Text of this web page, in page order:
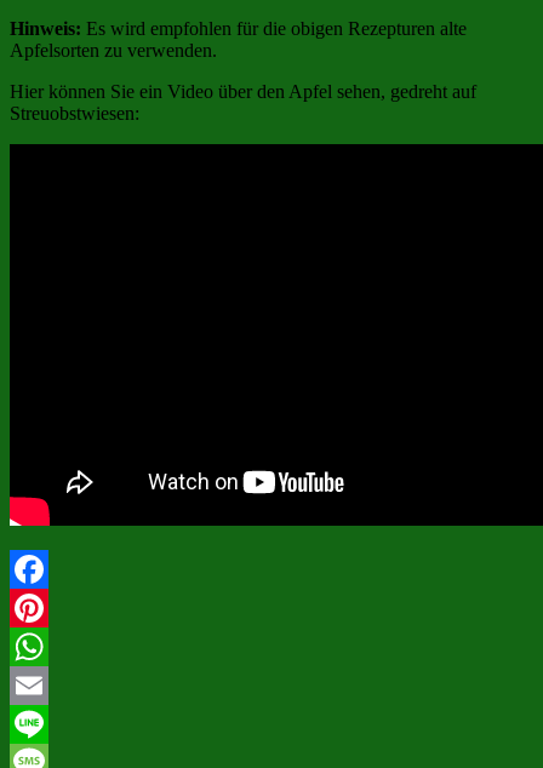
Hinweis: Es wird empfohlen für die obigen Rezepturen alte
Apfelsorten zu verwenden.
Hier können Sie ein Video über den Apfel sehen, gedreht auf
Streuobstwiesen:
Facebook
Pinterest
WhatsApp
Email
Line